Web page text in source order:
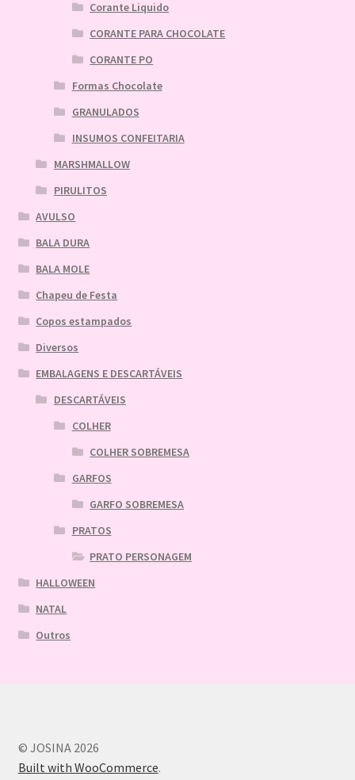
Corante Liquido
CORANTE PARA CHOCOLATE
CORANTE PO
Formas Chocolate
GRANULADOS
INSUMOS CONFEITARIA
MARSHMALLOW
PIRULITOS
AVULSO
BALA DURA
BALA MOLE
Chapeu de Festa
Copos estampados
Diversos
EMBALAGENS E DESCARTÁVEIS
DESCARTÁVEIS
COLHER
COLHER SOBREMESA
GARFOS
GARFO SOBREMESA
PRATOS
PRATO PERSONAGEM
HALLOWEEN
NATAL
Outros
© JOSINA 2026
Built with WooCommerce.